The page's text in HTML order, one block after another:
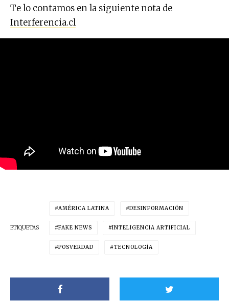
Te lo contamos en la siguiente nota de
Interferencia.cl
ETIQUETAS
AMÉRICA LATINA DESINFORMACIÓN
FAKE NEWS INTELIGENCIA ARTIFICIAL
POSVERDAD TECNOLOGÍA